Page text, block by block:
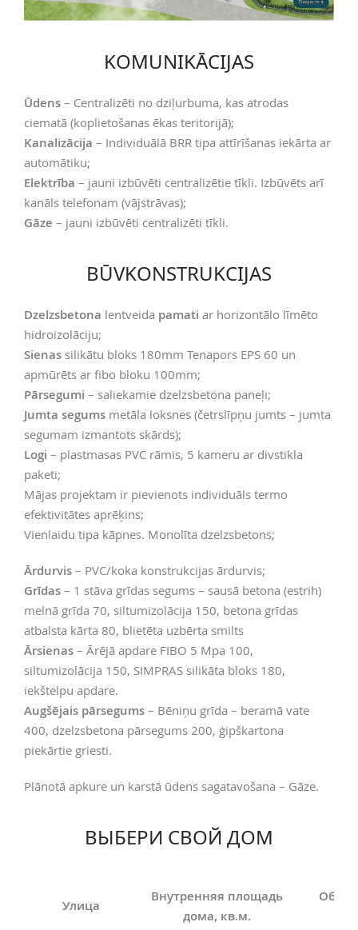
KOMUNIKĀCIJAS
Ūdens – Centralizēti no dziļurbuma, kas atrodas
ciematā (koplietošanas ēkas teritorijā);
Kanalizācija – Individuālā BRR tipa attīrīšanas iekārta ar
automātiku;
Elektrība – jauni izbūvēti centralizētie tīkli. Izbūvēts arī
kanāls telefonam (vājstrāvas);
Gāze – jauni izbūvēti centralizēti tīkli.
BŪVKONSTRUKCIJAS
Dzelzsbetona lentveida pamati ar horizontālo līmēto
hidroizolāciju;
Sienas silikātu bloks 180mm Tenapors EPS 60 un
apmūrēts ar fibo bloku 100mm;
Pārsegumi – saliekamie dzelzsbetona paneļi;
Jumta segums metāla loksnes (četrslīpņu jumts – jumta
segumam izmantots skārds);
Logi – plastmasas PVC rāmis, 5 kameru ar divstikla
paketi;
Mājas projektam ir pievienots individuāls termo
efektivitātes aprēķins;
Vienlaidu tipa kāpnes. Monolīta dzelzsbetons;
Ārdurvis – PVC/koka konstrukcijas ārdurvis;
Grīdas – 1 stāva grīdas segums – sausā betona (estrih)
melnā grīda 70, siltumizolācija 150, betona grīdas
atbalsta kārta 80, blietēta uzbērta smilts
Ārsienas – Ārējā apdare FIBO 5 Mpa 100,
siltumizolācija 150, SIMPRAS silikāta bloks 180,
iekštelpu apdare.
Augšējais pārsegums – Bēniņu grīda – beramā vate
400, dzelzsbetona pārsegums 200, ģipškartona
piekārtie griesti.
Plānotā apkure un karstā ūdens sagatavošana – Gāze.
ВЫБЕРИ СВОЙ ДОМ
Улица
Внутренняя площадь
дома, кв.м.